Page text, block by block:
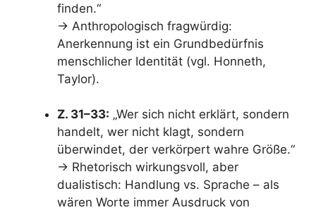
finden.“
→ Anthropologisch fragwürdig:
Anerkennung ist ein Grundbedürfnis
menschlicher Identität (vgl. Honneth,
Taylor).
Z. 31–33: „Wer sich nicht erklärt, sondern
handelt, wer nicht klagt, sondern
überwindet, der verkörpert wahre Größe.“
→ Rhetorisch wirkungsvoll, aber
dualistisch: Handlung vs. Sprache – als
wären Worte immer Ausdruck von